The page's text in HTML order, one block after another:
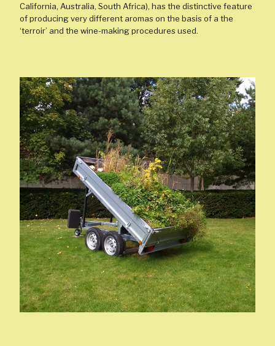
California, Australia, South Africa), has the distinctive feature
of producing very different aromas on the basis of a the
‘terroir’ and the wine-making procedures used.